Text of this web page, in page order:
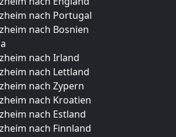
nach Portugal
nach Bosnien
nach Irland
nach Lettland
nach Zypern
nach Kroatien
nach Estland
nach Finnland